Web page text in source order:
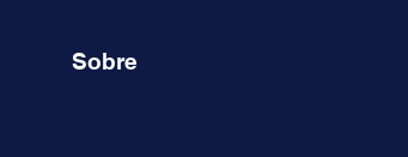
Sobre